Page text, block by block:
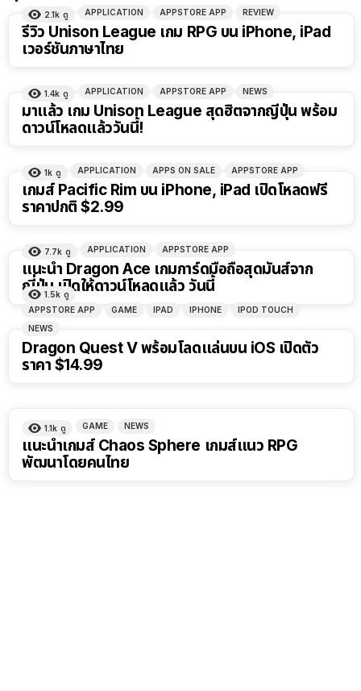
2.1k ดู APPLICATION APPSTORE APP REVIEW
รีวิว Unison League เกม RPG บน iPhone, iPad
เวอร์ชันภาษาไทย
1.4k ดู APPLICATION APPSTORE APP NEWS
มาแล้ว เกม Unison League สุดฮิตจากญี่ปุ่น พร้อม
ดาวน์โหลดแล้ววันนี้!
1k ดู APPLICATION APPS ON SALE APPSTORE APP
เกมส์ Pacific Rim บน iPhone, iPad เปิดโหลดฟรี
ราคาปกติ $2.99
7.7k ดู APPLICATION APPSTORE APP
แนะนำ Dragon Ace เกมการ์ดมือถือสุดมันส์จาก
ญี่ปุ่น เปิดให้ดาวน์โหลดแล้ว วันนี้
1.5k ดู
APPSTORE APP
GAME IPAD IPHONE
IPOD TOUCH
NEWS
Dragon Quest V พร้อมโลดแล่นบน iOS เปิดตัว
ราคา $14.99
1.1k ดู GAME NEWS
แนะนำเกมส์ Chaos Sphere เกมส์แนว RPG
พัฒนาโดยคนไทย